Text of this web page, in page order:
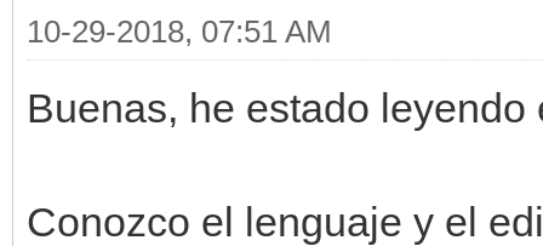
10-29-2018, 07:51 AM
Buenas, he estado
Conozco el lenguaje y el